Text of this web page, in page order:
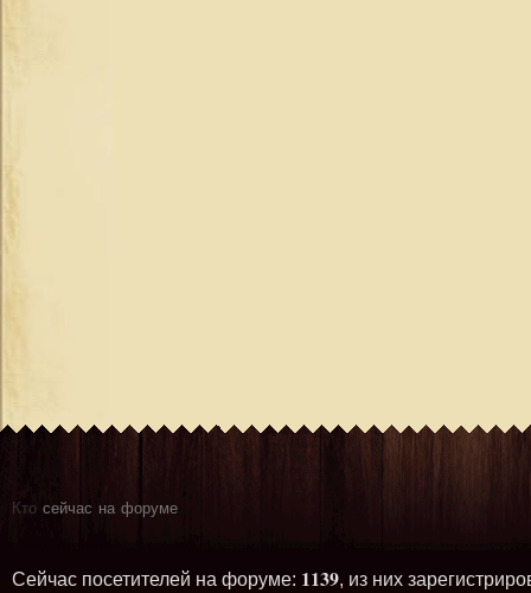
Кто сейчас на форуме
Сейчас посетителей на форуме: 1139, из них